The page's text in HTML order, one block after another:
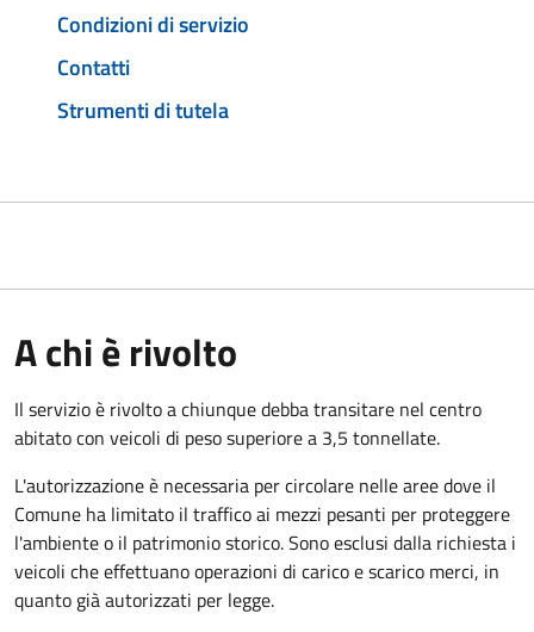
Condizioni di servizio
Contatti
Strumenti di tutela
A chi è rivolto
Il servizio è rivolto a chiunque debba transitare nel centro
abitato con veicoli di peso superiore a 3,5 tonnellate.
L'autorizzazione è necessaria per circolare nelle aree dove il
Comune ha limitato il traffico ai mezzi pesanti per proteggere
l'ambiente o il patrimonio storico. Sono esclusi dalla richiesta i
veicoli che effettuano operazioni di carico e scarico merci, in
quanto già autorizzati per legge.